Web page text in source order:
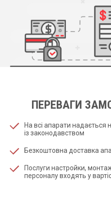
ПЕРЕВАГИ
На всі апарати надається
із законодавством
Безкоштовна доставка
Послуги настройки,
персоналу входять у